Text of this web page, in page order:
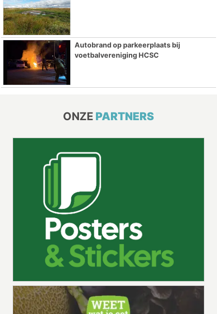
Autobrand op parkeerplaats bij
voetbalvereniging HCSC
ONZE PARTNERS